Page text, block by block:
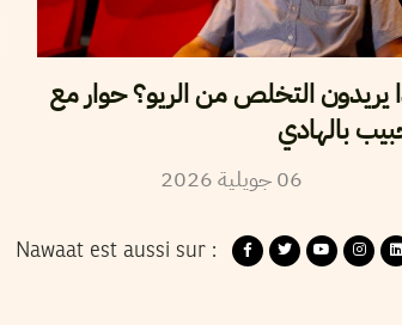
يريدون التخلص من الريو؟ حوار مع
بالهادي
06جويلية 2026
Nawaat est aussi sur :